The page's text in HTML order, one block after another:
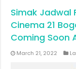
Simak Jadwal
Cinema 21
Coming Soon
March 21, 2022